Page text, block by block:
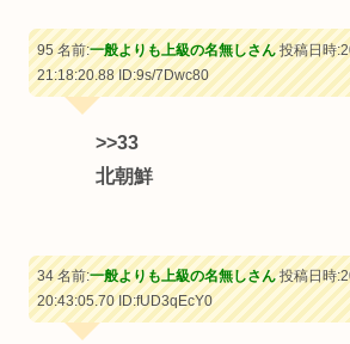
95 名前:一般よりも上級の名無しさん投稿日時
21:18:20.88ID:9s/7Dwc80
>>33
北朝鮮
34 名前:一般よりも上級の名無しさん投稿日時
20:43:05.70ID:fUD3qEcY0